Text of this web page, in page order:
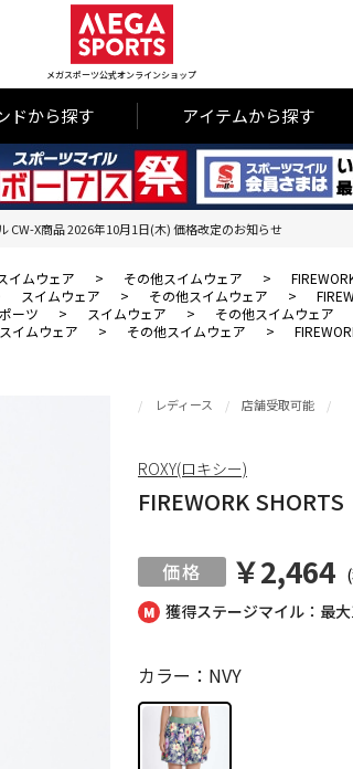
メガスポーツ公式オンラインショップ
ドから探す アイテムから探す
CW-X商品 2026年10月1日(木) 価格改定のお知らせ
イムウェア > その他スイムウェア >
スイムウェア > その他スイムウェア >
ーツ > スイムウェア > その他スイムウェア
スイムウェア > その他スイムウェア >
獲得ステージマイル：最大
レディース 店舗受取可能
FIREWORK SHORTS
￥2,464
カラー：NVY
ROXY(ロキシー)